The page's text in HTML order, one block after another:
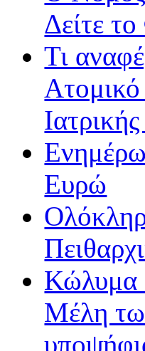
Δείτε
Τι
Ευρώ
Κώλυμα
Μέλη